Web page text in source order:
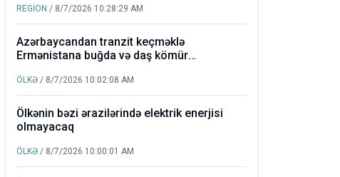
REGİON / 8/7/2026 10:28:29 AM
Azərbaycandan tranzit keçməklə
Ermənistana buğda və daş kömür
ÖLKƏ / 8/7/2026 10:02:08 AM
Ölkənin bəzi ərazilərində elektrik enerjisi
olmayacaq
ÖLKƏ / 8/7/2026 10:00:01 AM